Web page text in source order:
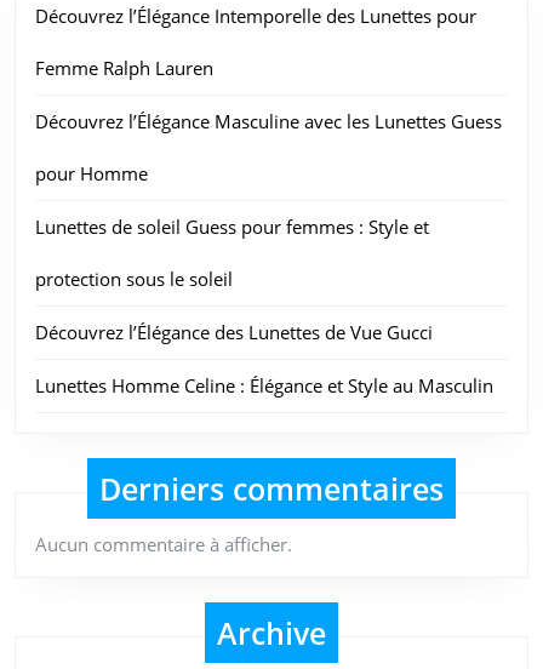
Découvrez l’Élégance Intemporelle des Lunettes pour
Femme Ralph Lauren
Découvrez l’Élégance Masculine avec les Lunettes Guess
pour Homme
Lunettes de soleil Guess pour femmes : Style et
protection sous le soleil
Découvrez l’Élégance des Lunettes de Vue Gucci
Lunettes Homme Celine : Élégance et Style au Masculin
Derniers commentaires
Aucun commentaire à afficher.
Archive